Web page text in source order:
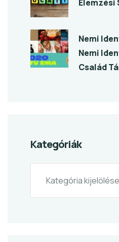
Elemzési
Nemi
Nemi
Család
Kategóriák